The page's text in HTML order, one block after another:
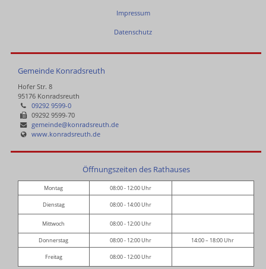
Impressum
Datenschutz
Gemeinde Konradsreuth
Hofer Str. 8
95176 Konradsreuth
09292 9599-0
09292 9599-70
gemeinde@konradsreuth.de
www.konradsreuth.de
Öffnungszeiten des Rathauses
Montag 08:00 - 12:00 Uhr
Dienstag 08:00 - 14:00 Uhr
Mittwoch 08:00 - 12:00 Uhr
Donnerstag 08:00 - 12:00 Uhr 14:00 – 18:00 Uhr
Freitag 08:00 - 12:00 Uhr